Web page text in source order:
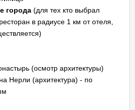
города (для тех кто выбрал
в радиусе 1 км от отеля,
(осмотр архитектуры)
Нерли (архитектура) - по